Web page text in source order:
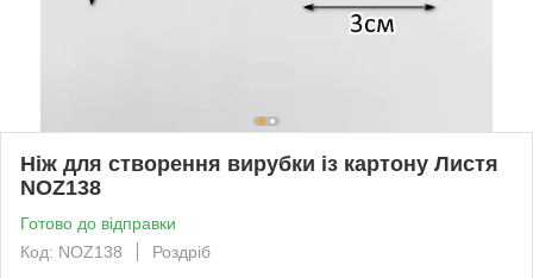
Ніж для створення вирубки із картону Листя
NOZ138
Готово до відправки
Код: NOZ138
Роздріб